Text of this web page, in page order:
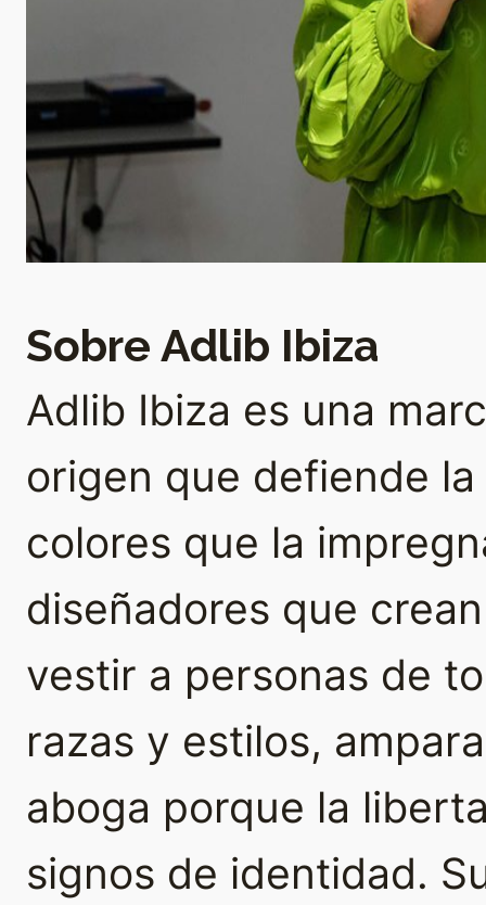
Sobre Adlib Ibiza
Adlib Ibiza es una
origen que defiende
colores que la
diseñadores que
vestir a personas de
razas y estilos,
aboga porque la
signos de identidad.